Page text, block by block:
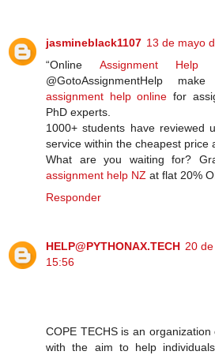
jasmineblack1107 13 de mayo
“Online Assignment Help
@GotoAssignmentHelp
assignment help online for
PhD experts.
1000+ students have reviewed
service within the cheapest price
What are you waiting for?
assignment help NZ at flat 20%
Responder
HELP@PYTHONAX.TECH 20
15:56
COPE TECHS is an
with the aim to help